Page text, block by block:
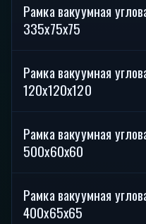
Рамка вакуумная
335х75х75
Рамка вакуумная
120х120х120
Рамка вакуумная
500х60х60
Рамка вакуумная
400х65х65